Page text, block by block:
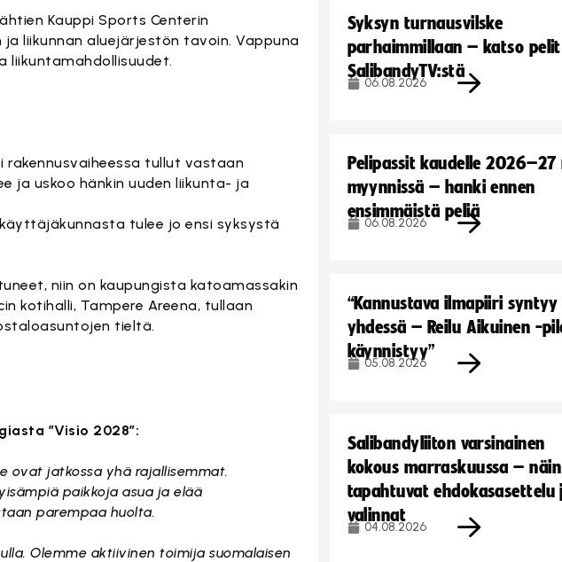
Kauppi Sports Centerin
liikunnan aluejärjestön tavoin. Vappuna
liikuntamahdollisuudet.
rakennusvaiheessa tullut vastaan
ja uskoo hänkin uuden liikunta- ja
tulee jo ensi syksystä
niin on kaupungista katoamassakin
kotihalli, Tampere Areena, tullaan
tieltä.
”Visio 2028”:
ovat jatkossa yhä rajallisemmat.
paikkoja asua ja elää
parempaa huolta.
Olemme aktiivinen toimija suomalaisen
Syksyn turnausvilske
parhaimmillaan – katso pelit
SalibandyTV:stä
06.08.2026
Pelipassit kaudelle
myynnissä – hanki ennen
ensimmäistä peliä
06.08.2026
“Kannustava ilmapiiri syntyy
yhdessä – Reilu Aikuinen -
käynnistyy”
05.08.2026
Salibandyliiton varsinainen
kokous marraskuussa – näin
tapahtuvat ehdokasasettelu
valinnat
04.08.2026